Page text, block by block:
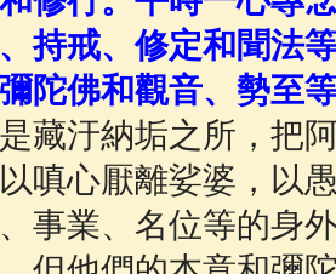
持戒、修定和聞法
陀佛和觀音、勢至等
藏汙納垢之所，把
嗔心厭離娑婆，以
事業、名位等的身